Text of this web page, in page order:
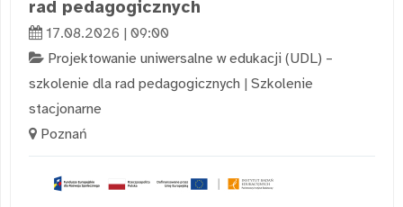
rad pedagogicznych
17.08.2026 | 09:00
Projektowanie uniwersalne w edukacji (UDL) –
szkolenie dla rad pedagogicznych | Szkolenie
stacjonarne
Poznań